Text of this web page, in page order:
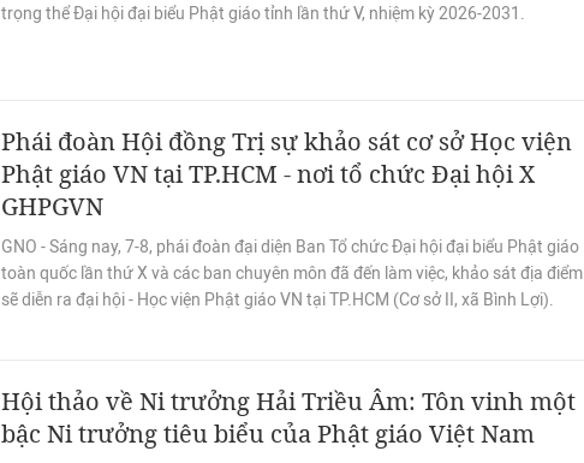
trọng thể Đại hội đại biểu Phật giáo tỉnh lần thứ V, nhiệm kỳ 2026-2031.
Phái đoàn Hội đồng Trị sự khảo sát cơ sở Học viện
Phật giáo VN tại TP.HCM - nơi tổ chức Đại hội X
GHPGVN
GNO - Sáng nay, 7-8, phái đoàn đại diện Ban Tổ chức Đại hội đại biểu Phật giáo
toàn quốc lần thứ X và các ban chuyên môn đã đến làm việc, khảo sát địa điểm
sẽ diễn ra đại hội - Học viện Phật giáo VN tại TP.HCM (Cơ sở II, xã Bình Lợi).
Hội thảo về Ni trưởng Hải Triều Âm: Tôn vinh một
bậc Ni trưởng tiêu biểu của Phật giáo Việt Nam